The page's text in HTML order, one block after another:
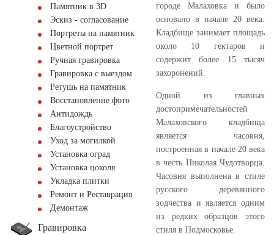
Памятник в 3D
Эскиз - согласование
Портреты на памятник
Цветной портрет
Ручная гравировка
Гравировка с выездом
Ретушь на памятник
Восстановление фото
Антидождь
Благоустройство
Уход за могилкой
Установка оград
Установка цоколя
Укладка плитки
Ремонт и Реставрация
Демонтаж
Гравировка
городе Малаховка и было
основано в начале 20 века.
Кладбище занимает площадь
около 10 гектаров и
содержит более 15 тысяч
захоронений.
Одной из главных
достопримечательностей
Малаховского кладбища
является часовня,
построенная в начале 20 века
в честь Николая Чудотворца.
Часовня выполнена в стиле
русского деревянного
зодчества и является одним
из редких образцов этого
стиля в Подмосковье.